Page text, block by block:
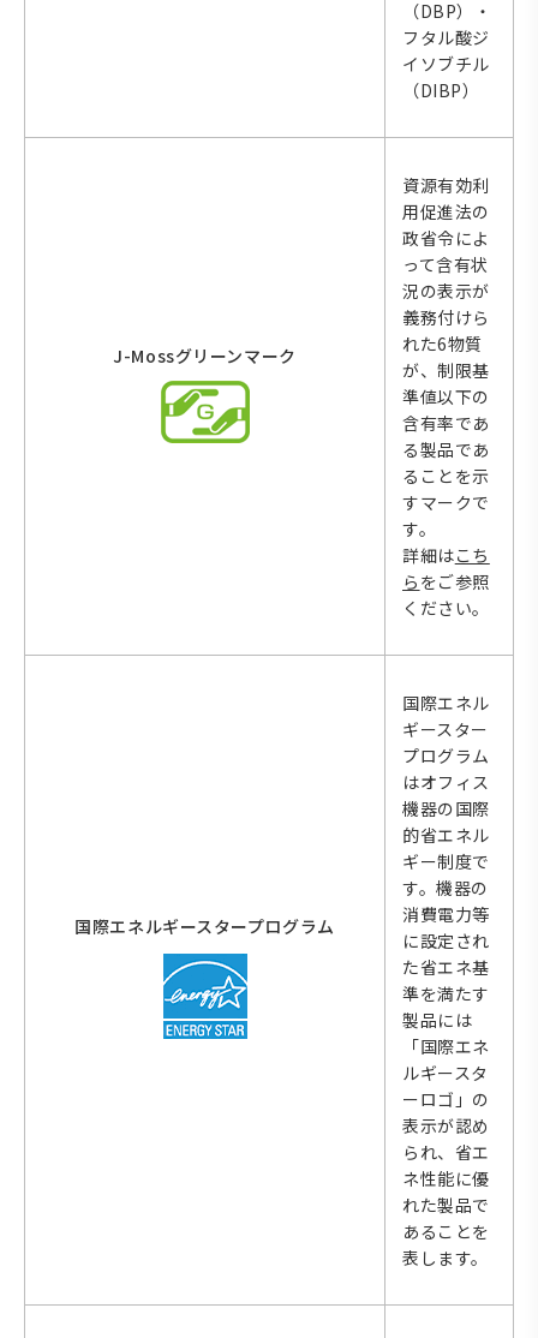
（DBP）・
フタル酸ジ
イソブチル
（DIBP）
J-Mossグリーンマーク
資源有効利
用促進法の
政省令によ
って含有状
況の表示が
義務付けら
れた6物質
が、制限基
準値以下の
含有率であ
る製品であ
ることを示
すマークで
す。
詳細はこち
ら をご参照
ください。
国際エネルギースタープログラム
国際エネル
ギースター
プログラム
はオフィス
機器の国際
的省エネル
ギー制度で
す。機器の
消費電力等
に設定され
た省エネ基
準を満たす
製品には
「国際エネ
ルギースタ
ーロゴ」の
表示が認め
られ、省エ
ネ性能に優
れた製品で
あることを
表します。